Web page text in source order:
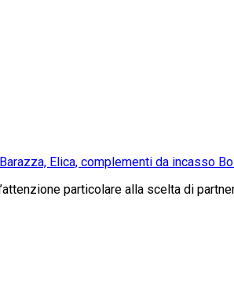
Elica, complementi da incasso
particolare alla scelta di